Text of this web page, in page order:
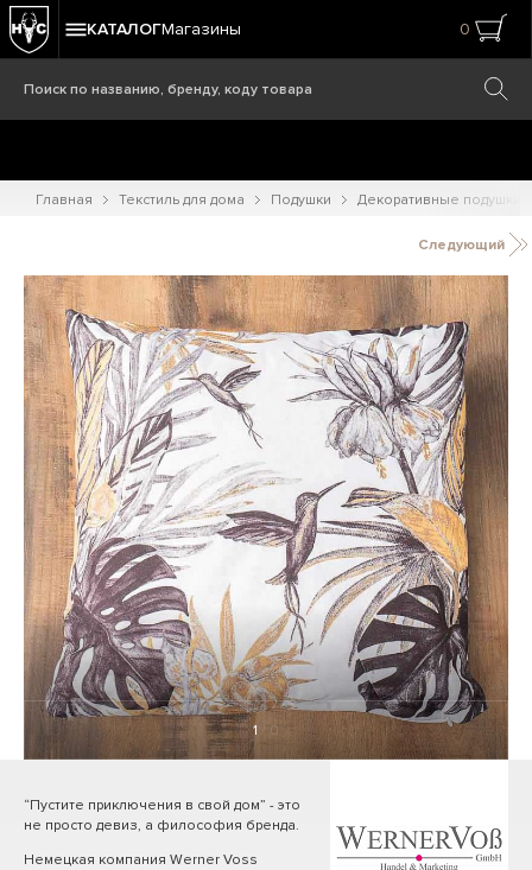
КАТАЛОГМагазины 0
Главная Текстиль для дома Подушки Декоративные подушки
Следующий
1 / 0
“Пустите приключения в свой дом” - это
не просто девиз, а философия бренда.
Немецкая компания Werner Voss